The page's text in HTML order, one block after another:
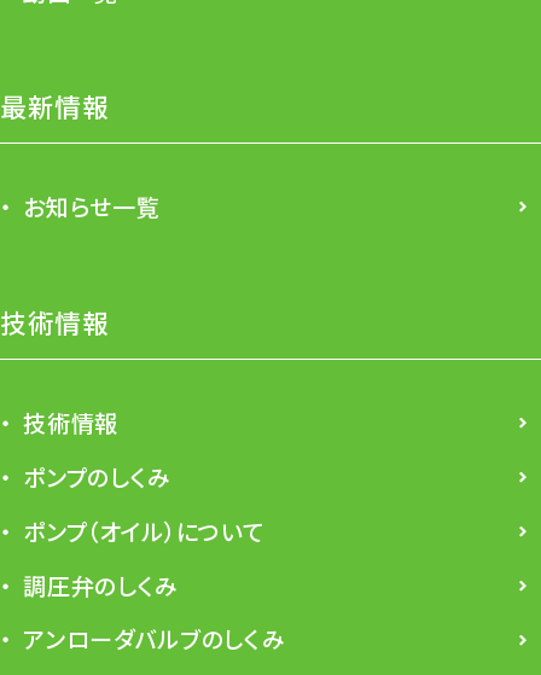
最新情報
お知らせ一覧
技術情報
技術情報
ポンプのしくみ
ポンプ（オイル）について
調圧弁のしくみ
アンローダバルブのしくみ